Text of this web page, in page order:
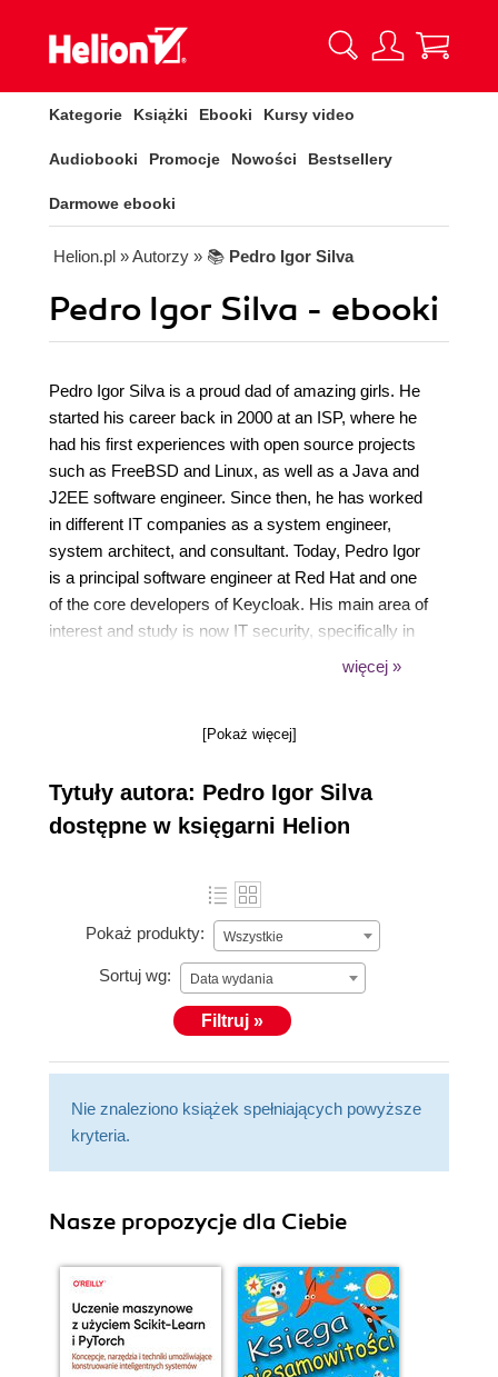
Kategorie Książki Ebooki Kursy video
Audiobooki Promocje Nowości Bestsellery
Darmowe ebooki
Helion.pl » Autorzy » 📚 Pedro Igor Silva
Pedro Igor Silva - ebooki
Pedro Igor Silva is a proud dad of amazing girls. He
started his career back in 2000 at an ISP, where he
had his first experiences with open source projects
such as FreeBSD and Linux, as well as a Java and
J2EE software engineer. Since then, he has worked
in different IT companies as a system engineer,
system architect, and consultant. Today, Pedro Igor
is a principal software engineer at Red Hat and one
of the core developers of Keycloak. His main area of
interest and study is now IT security, specifically in
the application security and identity and access
więcej »
[Pokaż więcej]
Tytuły autora: Pedro Igor Silva
dostępne w księgarni Helion
Pokaż produkty: Wszystkie
Sortuj wg: Data wydania
Filtruj »
Nie znaleziono książek spełniających powyższe
kryteria.
Nasze propozycje dla Ciebie